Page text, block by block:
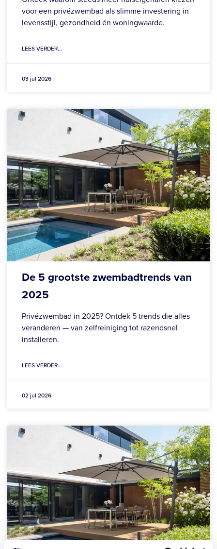
voor een privézwembad als slimme investering in
levensstijl, gezondheid én woningwaarde.
LEES VERDER...
03 jul 2026
De 5 grootste zwembadtrends van
2025
Privézwembad in 2025? Ontdek 5 trends die alles
veranderen — van zelfreiniging tot razendsnel
installeren.
LEES VERDER...
02 jul 2026